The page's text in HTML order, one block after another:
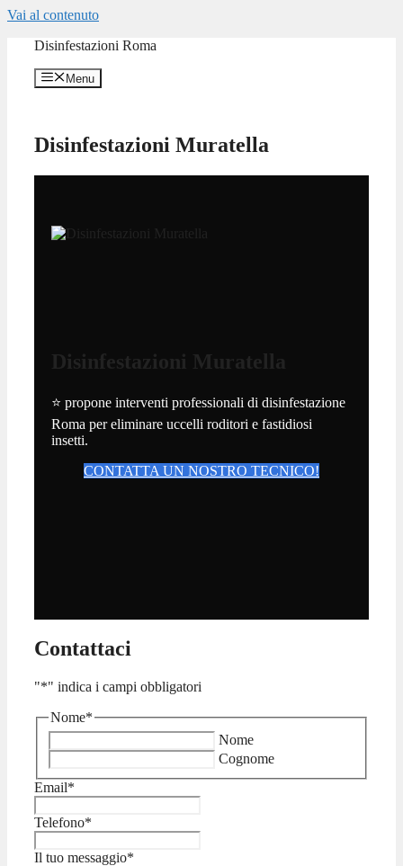
Vai al contenuto
Disinfestazioni Roma
Menu
Disinfestazioni Muratella
Disinfestazioni Muratella
⭐ propone interventi professionali di disinfestazione
Roma per eliminare uccelli roditori e fastidiosi
insetti.
CONTATTA UN NOSTRO TECNICO!
Contattaci
"*" indica i campi obbligatori
Nome*
Nome
Cognome
Email*
Telefono*
Il tuo messaggio*